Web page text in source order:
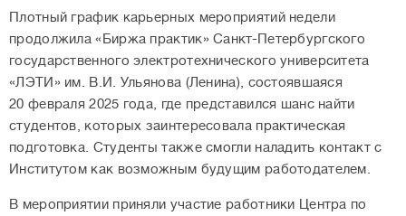
Плотный график карьерных мероприятий недели
продолжила «Биржа практик» Санкт-Петербургского
государственного электротехнического университета
«ЛЭТИ» им. В.И. Ульянова (Ленина), состоявшаяся
20 февраля 2025 года, где представился шанс найти
студентов, которых заинтересовала практическая
подготовка. Студенты также смогли наладить контакт с
Институтом как возможным будущим работодателем.
В мероприятии приняли участие работники Центра по